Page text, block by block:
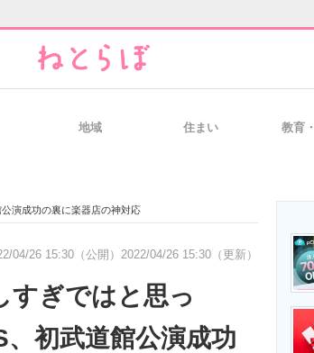
経営リーダーのコミ
IT製品の技術・比較・事例 製造業のIT導入・活
地域 住まい 教育
演成功の裏に楽器店の神対応
04/26 15:30（公開） 2022/04/26 15:30（更新）
すぎではと思っ
初武道館公演成功